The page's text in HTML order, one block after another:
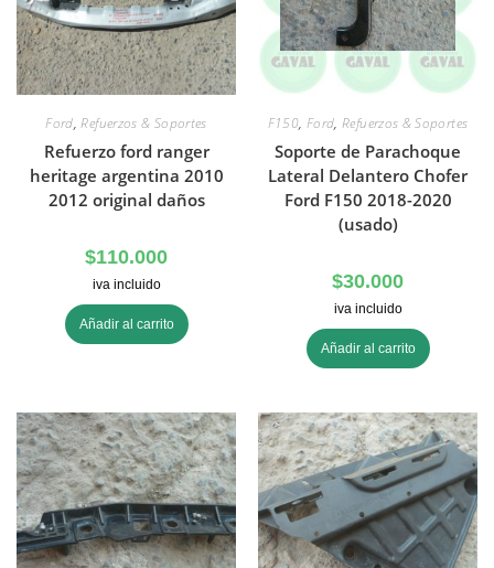
Ford,Refuerzos & Soportes
Refuerzo ford ranger
heritage argentina 2010
2012 original daños
$110.000
iva incluido
Añadir al carrito
F150, Ford,Refuerzos & Soportes
Soporte de Parachoque
Lateral Delantero Chofer
Ford F150 2018-2020
(usado)
$30.000
iva incluido
Añadir al carrito